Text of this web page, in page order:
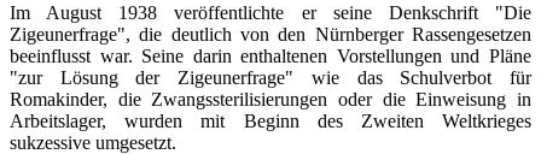
Im August 1938 veröffentlichte er seine Denkschrift "Die
Zigeunerfrage", die deutlich von den Nürnberger Rassengesetzen
beeinflusst war. Seine darin enthaltenen Vorstellungen und Pläne
"zur Lösung der Zigeunerfrage" wie das Schulverbot für
Romakinder, die Zwangssterilisierungen oder die Einweisung in
Arbeitslager, wurden mit Beginn des Zweiten Weltkrieges
sukzessive umgesetzt.